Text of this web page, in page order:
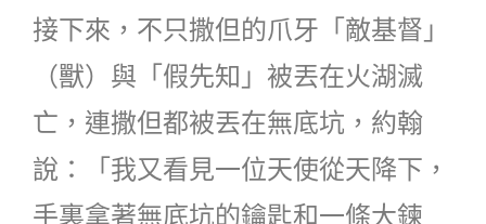
接下來，不只撒但的爪牙「敵基督」
（獸）與「假先知」被丟在火湖滅
亡，連撒但都被丟在無底坑，約翰
說：「我又看見一位天使從天降下，
手裏拿著無底坑的鑰匙和一條大鍊